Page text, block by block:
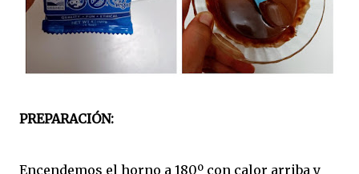
PREPARACIÓN:
Encendemos el horno a 180º con calor arriba y